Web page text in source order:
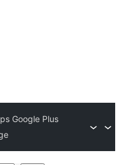
Google Plus